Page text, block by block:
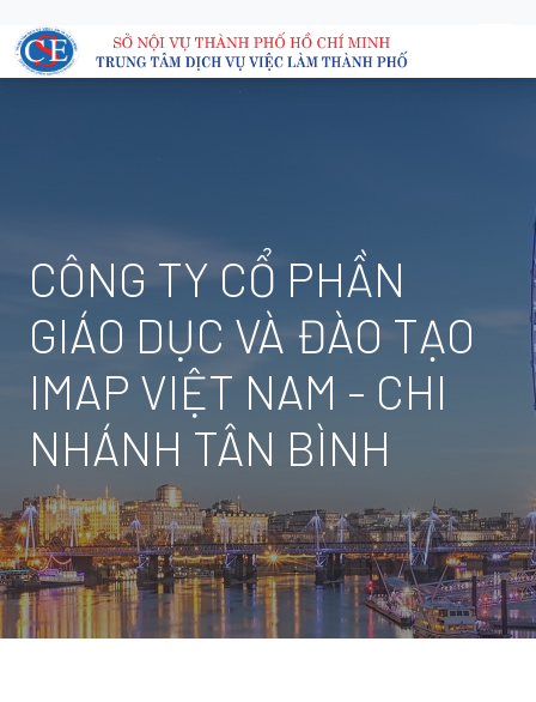
CÔNG TY CỔ PHẦN
GIÁO DỤC VÀ ĐÀO TẠO
IMAP VIỆT NAM - CHI
NHÁNH TÂN BÌNH